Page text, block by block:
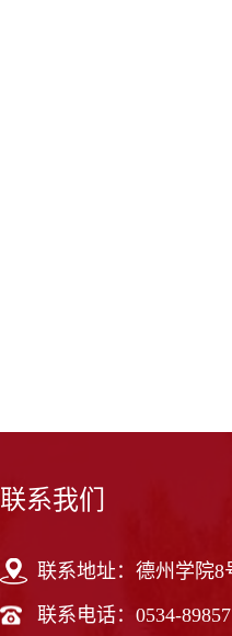
联系我们
联系地址：德州学院8
联系电话：0534-